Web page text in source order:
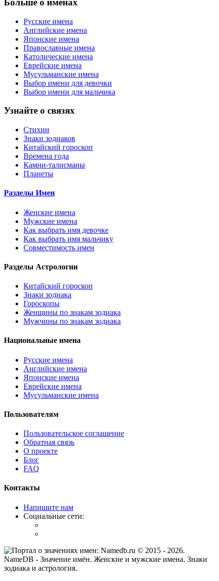
Больше о именах
Русские имена
Английские имена
Японские имена
Православные имена
Католические имена
Еврейские имена
Мусульманские имена
Выбор имени для девочки
Выбор имени для мальчика
Узнайте о связях
Стихии
Знаки зодиаков
Китайский гороскоп
Времена года
Камни-талисманы
Планеты
Разделы Имен
Женские имена
Мужские имена
Как выбрать имя девочке
Как выбрать имя мальчику
Совместимость имен
Разделы Астрологии
Китайский гороскоп
Знаки зодиака
Гороскопы
Женщины по знакам зодиака
Мужчины по знакам зодиака
Национальные имена
Русские имена
Английские имена
Японские имена
Еврейские имена
Мусульманские имена
Пользователям
Пользовательское соглашение
Обратная связь
О проекте
Блог
FAQ
Контакты
Напишите нам
Социальные сети:
© 2015 - 2026.
NameDB - Значение имён. Женские и мужские имена. Знаки
зодиака и астрология.